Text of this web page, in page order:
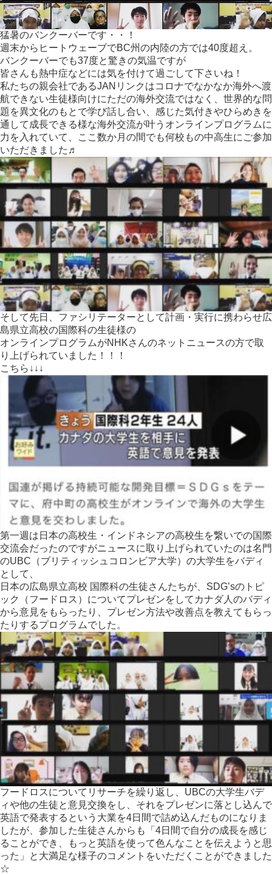
ケ
ッ
ト
猛暑のバンクーバーです・・！
週末からヒートウェーブでBC州の内陸の方では40度超え。
バンクーバーでも37度と驚きの気温ですが
皆さんも熱中症などには気を付けて過ごして下さいね！
私たちの親会社であるJANリンクはコロナでなかなか海外へ渡
航できない生徒様向けにただの海外交流ではなく、世界的な問
題を異文化のもとで学び話し合い、感じた気付きやひらめきを
通して成長できる様な海外交流が叶うオンラインプログラムに
力を入れていて
、ここ数か月の間でも何校もの中高生にご参加
いただきました♬
そして先日、ファシリテーターとして計画・実行に携わらせ広
島県立高校の国際科の生徒様の
オンラインプログラムがNHKさんのネットニュースの方で取
り上げられていました！！！
こちら↓↓↓
第一週は日本の高校生・インドネシアの高校生を繋いでの国際
交流会だったのですがニュースに取り上げられていたのは名門
のUBC（ブリティッシュコロンビア大学）の大学生をバディ
として、
日本の広島県立高校 国際科の生徒さんたちが、SDG’sのトピ
ック（フードロス）についてプレゼンをしてカナダ人のバディ
から意見をもらったり、プレゼン方法や改善点を教えてもらっ
たりするプログラムでした。️
フードロスについてリサーチを繰り返し、UBCの大学生バデ
ィや他の生徒と意見交換をし、それをプレゼンに落とし込んで
英語で発表するという大業を4日間で詰め込んだものになりま
したが、 参加した生徒さんからも「4日間で自分の成長を感じ
ることができ
、もっと英語を使って色んなことを伝えようと思
った」と大満足な様子のコメントをいただくことができました
☆